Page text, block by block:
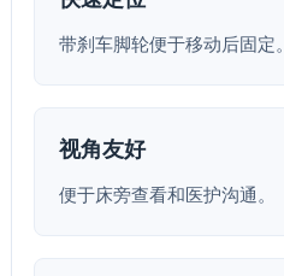
带刹车脚轮便于移动后固定。
视角友好
便于床旁查看和医护沟通。